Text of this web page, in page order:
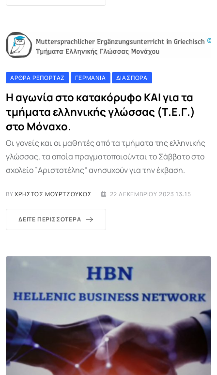
ΆΡΘΡΑ ΡΕΠΟΡΤΆΖ ΓΕΡΜΑΝΊΑ ΔΙΑΣΠΟΡΆ
Η αγωνία στο κατακόρυφο ΚΑΙ για τα
τμήματα ελληνικής γλώσσας (Τ.Ε.Γ.)
στο Μόναχο.
Οι γονείς και οι μαθητές από τα τμήματα της ελληνικής
γλώσσας, τα οποία πραγματοποιούνται το Σάββατο στο
σχολείο ”Αριστοτέλης” ανησυχούν για την έκβαση.
BYΧΡΉΣΤΟΣ ΜΟΥΡΤΖΟΎΚΟΣ 22 ΔΕΚΕΜΒΡΊΟΥ 2023 13:15
ΔΕΊΤΕ ΠΕΡΙΣΣΌΤΕΡΑ